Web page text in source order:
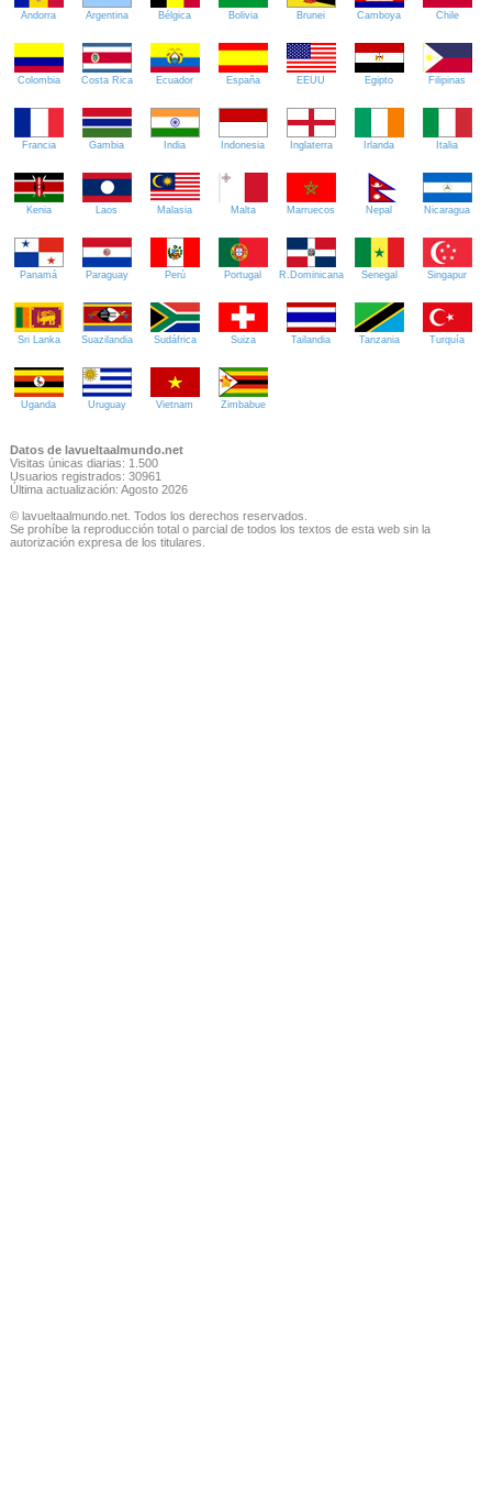
Andorra Argentina Bélgica Bolivia Brunei Camboya Chile
Colombia Costa Rica Ecuador España EEUU Egipto Filipinas
Francia Gambia India Indonesia Inglaterra Irlanda Italia
Kenia Laos Malasia Malta Marruecos Nepal Nicaragua
Panamá Paraguay Perú Portugal R.Dominicana Senegal Singapur
Sri Lanka Suazilandia Sudáfrica Suiza Tailandia Tanzania Turquía
Uganda Uruguay Vietnam Zimbabue
Datos de lavueltaalmundo.net
Visitas únicas diarias: 1.500
Usuarios registrados: 30961
Última actualización: Agosto 2026
© lavueltaalmundo.net. Todos los derechos reservados.
Se prohíbe la reproducción total o parcial de todos los textos de esta web sin la
autorización expresa de los titulares.